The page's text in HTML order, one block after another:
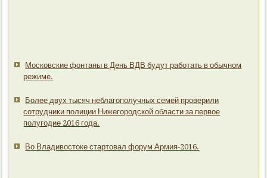
Московские фонтаны в День ВДВ будут работать в обычном
режиме.
Более двух тысяч неблагополучных семей проверили
сотрудники полиции Нижегородской области за первое
полугодие 2016 года.
Во Владивостоке стартовал форум Армия-2016.